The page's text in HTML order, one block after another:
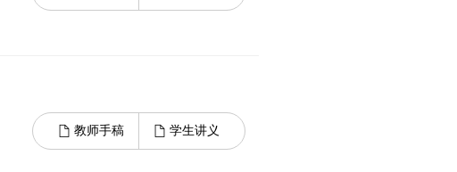
教师手稿 学生讲义